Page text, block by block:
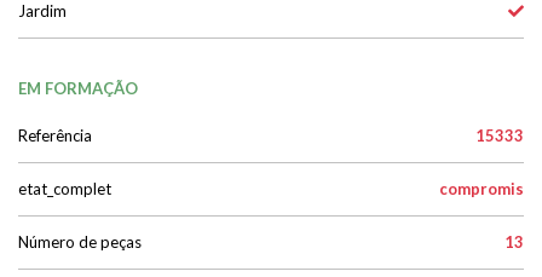
Jardim
EM FORMAÇÃO
Referência 15333
etat_complet compromis
Número de peças 13